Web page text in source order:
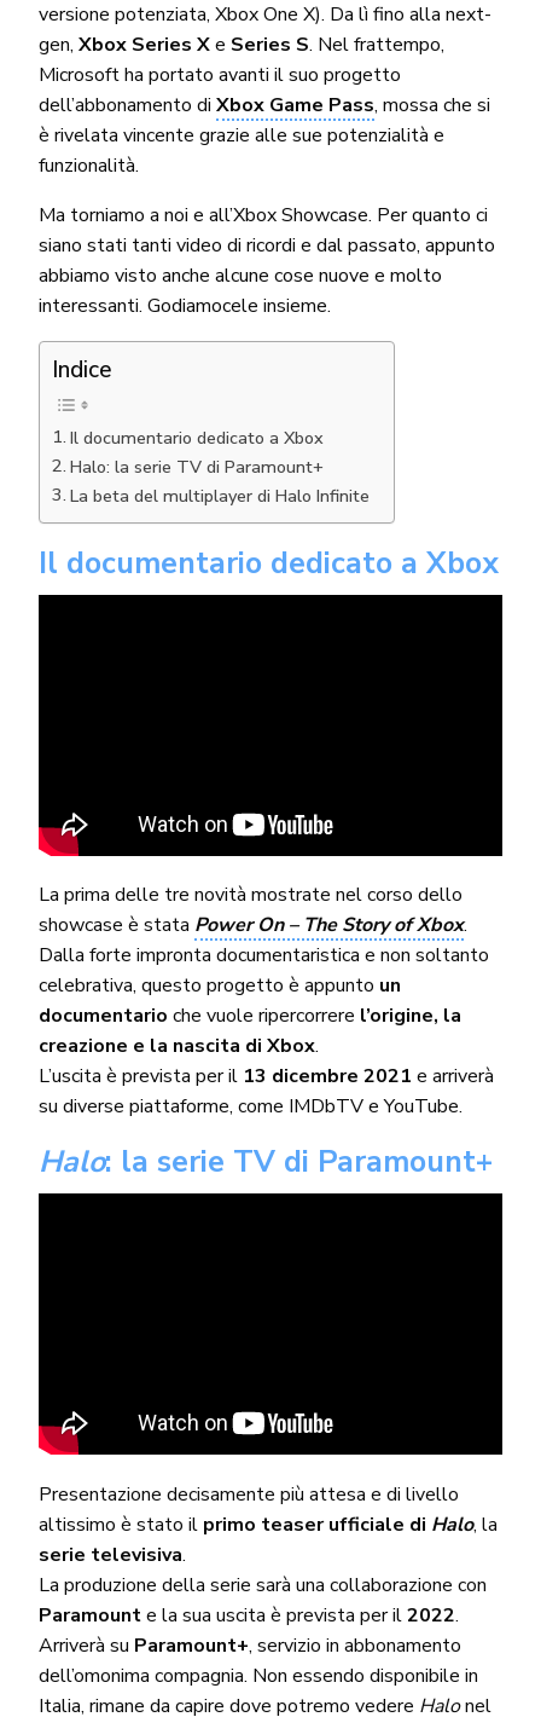
versione potenziata, Xbox One X). Da lì fino alla next-
gen, Xbox Series Xe Series S. Nel frattempo,
Microsoft ha portato avanti il suo progetto
dell’abbonamento di Xbox Game Pass, mossa che si
è rivelata vincente grazie alle sue potenzialità e
funzionalità.
Ma torniamo a noi e all’Xbox Showcase. Per quanto ci
siano stati tanti video di ricordi e dal passato, appunto
abbiamo visto anche alcune cose nuove e molto
interessanti. Godiamocele insieme.
Indice
Il documentario dedicato a Xbox
Halo: la serie TV di Paramount+
La beta del multiplayer di Halo Infinite
Il documentario dedicato a Xbox
La prima delle tre novità mostrate nel corso dello
showcase è stata Power On – The Story of Xbox.
Dalla forte impronta documentaristica e non soltanto
celebrativa, questo progetto è appunto un
documentario che vuole ripercorrere l’origine, la
creazione e la nascita di Xbox.
L’uscita è prevista per il 13 dicembre 2021 e arriverà
su diverse piattaforme, come IMDbTV e YouTube.
Halo: la serie TV di Paramount+
Presentazione decisamente più attesa e di livello
altissimo è stato il primo teaser ufficiale di Halo, la
serie televisiva.
La produzione della serie sarà una collaborazione con
Paramounte la sua uscita è prevista per il2022.
Arriverà su Paramount+, servizio in abbonamento
dell’omonima compagnia. Non essendo disponibile in
Italia, rimane da capire dove potremo vedere Halonel